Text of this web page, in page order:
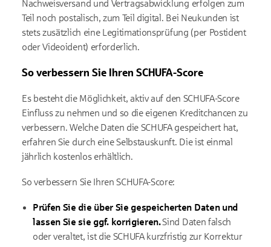
Nachweisversand und Vertragsabwicklung erfolgen zum
Teil noch postalisch, zum Teil digital. Bei Neukunden ist
stets zusätzlich eine Legitimationsprüfung (per Postident
oder Videoident) erforderlich.
So verbessern Sie Ihren SCHUFA-Score
Es besteht die Möglichkeit, aktiv auf den SCHUFA-Score
Einfluss zu nehmen und so die eigenen Kreditchancen zu
verbessern. Welche Daten die SCHUFA gespeichert hat,
erfahren Sie durch eine Selbstauskunft. Die ist einmal
jährlich kostenlos erhältlich.
So verbessern Sie Ihren SCHUFA-Score:
Prüfen Sie die über Sie gespeicherten Daten und
lassen Sie sie ggf. korrigieren.Sind Daten falsch
oder veraltet, ist die SCHUFA kurzfristig zur Korrektur